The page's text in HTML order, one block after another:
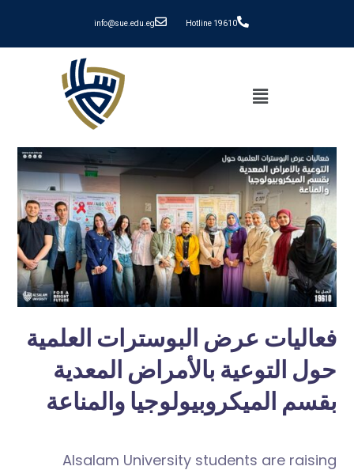
info@sue.edu.eg Hotline 19610
فعاليات عرض البوسترات العلمية
حول التوعية بالأمراض المعدية
بقسم الميكروبيولوجيا والمناعة
Alsalam University students are raising